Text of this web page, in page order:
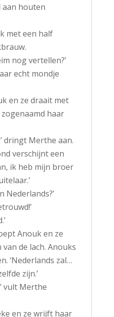
aan houten
met een half
nog vertellen?’
echt mondje
en ze draait met
haar
dringt Merthe aan.
verschijnt een
ik heb mijn broer
Nederlands?’
Anouk en ze
de lach. Anouks
‘Nederlands zal…
zijn.’
vult Merthe
en ze wrijft haar